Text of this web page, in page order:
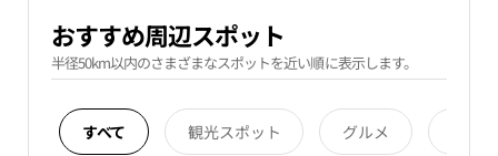
おすすめ周辺スポット
半径50km以内のさまざまなスポットを近い順に表示します。
すべて 観光スポット グルメ